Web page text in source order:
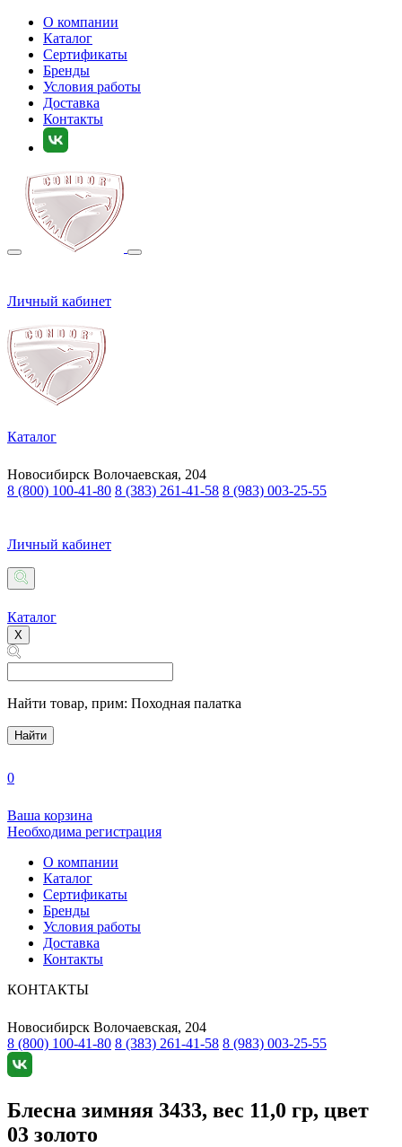
О компании
Каталог
Сертификаты
Бренды
Условия работы
Доставка
Контакты
Личный кабинет
Каталог
Новосибирск Волочаевская, 204
8 (800) 100-41-80 8 (383) 261-41-58 8 (983) 003-25-55
Личный кабинет
Каталог
X
Найти товар, прим: Походная палатка
Найти
0
Ваша корзина
Необходима регистрация
О компании
Каталог
Сертификаты
Бренды
Условия работы
Доставка
Контакты
КОНТАКТЫ
Новосибирск Волочаевская, 204
8 (800) 100-41-80 8 (383) 261-41-58 8 (983) 003-25-55
Блесна зимняя 3433, вес 11,0 гр, цвет
03 золото